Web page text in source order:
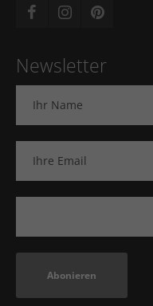
Newsletter
Abonieren